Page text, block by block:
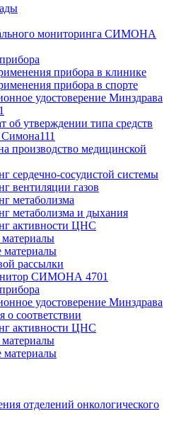
мониторинга СИМОНА
прибора в клинике
прибора в спорте
удостоверение Минздрава
об утверждении типа средств
производство медицинской
сердечно-сосудистой системы
вентиляции газов
метаболизма
метаболизма и дыхания
активности ЦНС
материалы
рассылки
СИМОНА 4701
удостоверение Минздрава
о соответствии
активности ЦНС
материалы
отделений онкологического